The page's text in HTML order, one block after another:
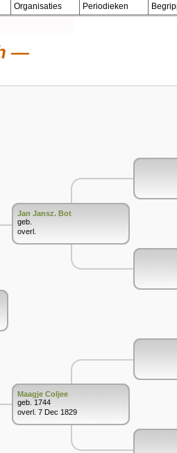
Organisaties Periodieken
Jan Jansz. Bot
geb.
overl.
Maagje Coljee
geb. 1744
overl. 7 Dec 1829